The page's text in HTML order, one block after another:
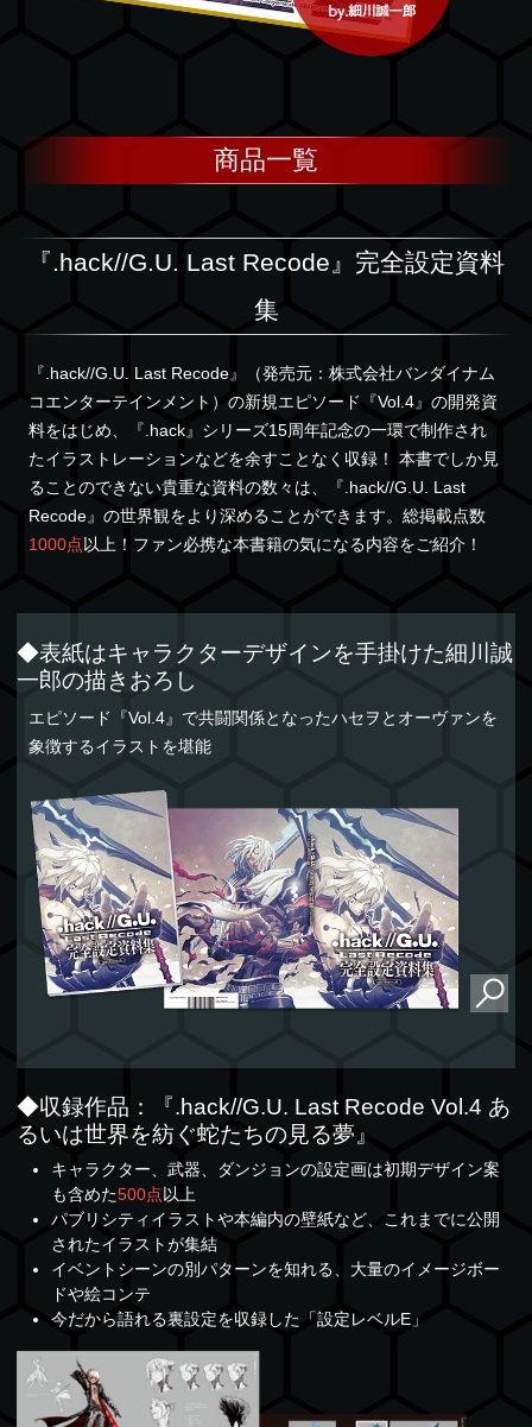
商品一覧
『.hack//G.U. Last Recode』完全設定資料
集
『.hack//G.U. Last Recode』（発売元：株式会社バンダイナム
コエンターテインメント）の新規エピソード『Vol.4』の開発資
料をはじめ、『.hack』シリーズ15周年記念の一環で制作され
たイラストレーションなどを余すことなく収録！ 本書でしか見
ることのできない貴重な資料の数々は、『.hack//G.U. Last
Recode』の世界観をより深めることができます。総掲載点数
1000点以上！ファン必携な本書籍の気になる内容をご紹介！
◆表紙はキャラクターデザインを手掛けた細川誠
一郎の描きおろし
エピソード『Vol.4』で共闘関係となったハセヲとオーヴァンを
象徴するイラストを堪能
◆収録作品：『.hack//G.U. Last Recode Vol.4 あ
るいは世界を紡ぐ蛇たちの見る夢』
キャラクター、武器、ダンジョンの設定画は初期デザイン案
も含めた500点以上
パブリシティイラストや本編内の壁紙など、これまでに公開
されたイラストが集結
イベントシーンの別パターンを知れる、大量のイメージボー
ドや絵コンテ
今だから語れる裏設定を収録した「設定レベルE」